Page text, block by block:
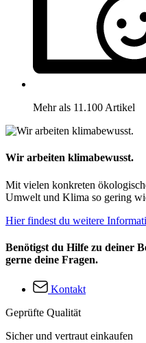
Mehr als 11.100 Artikel
Wir arbeiten klimabewusst.
Mit vielen konkreten
Umwelt und Klima so gering
Hier findest du weitere
Benötigst du Hilfe zu deiner
gerne deine Fragen.
Kontakt
Geprüfte Qualität
Sicher und vertraut einkaufen